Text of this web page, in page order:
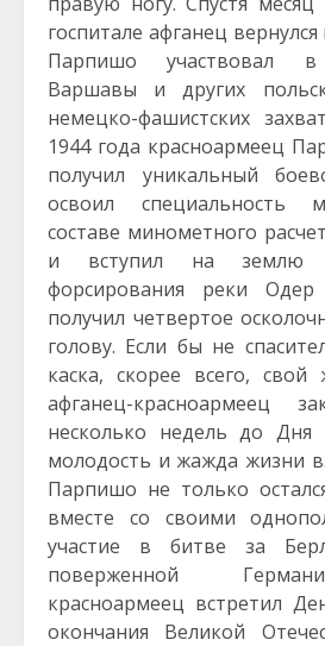
госпитале афганец
Парпишо участвовал в
Варшавы и других
немецко-фашистских
1944 года красноармеец
получил уникальный
освоил специальность
составе минометного
и вступил на землю
форсирования реки
получил четвертое
голову. Если бы не
каска, скорее всего,
афганец-красноармеец
несколько недель до Дня
молодость и жажда жизни
Парпишо не только
вместе со своими
участие в битве за
поверженной
красноармеец встретил
окончания Великой